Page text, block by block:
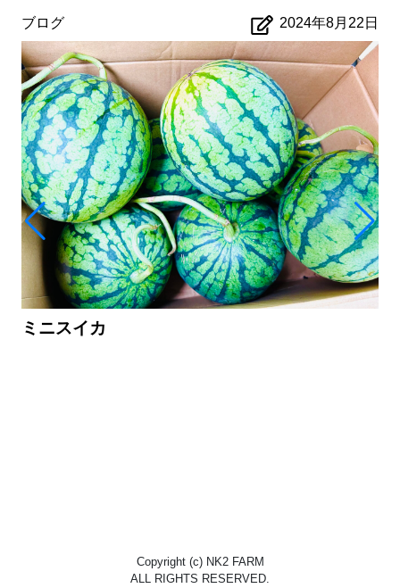
ブログ 2024年8月22日
ミニスイカ
Copyright (c) NK2 FARM
ALL RIGHTS RESERVED.